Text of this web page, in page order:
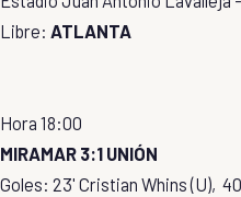
Libre: ATLANTA
Hora 18:00
MIRAMAR 3:1 UNIÓN
Goles: 23' Cristian Whins (U),